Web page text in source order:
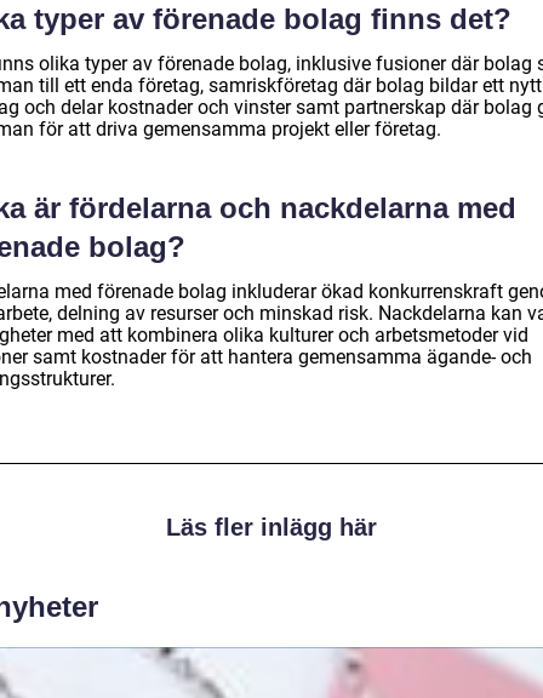
typer av förenade bolag finns det?
olika typer av förenade bolag, inklusive fusioner där bolag
till ett enda företag, samriskföretag där bolag bildar ett nytt
och delar kostnader och vinster samt partnerskap där bolag
för att driva gemensamma projekt eller företag.
är fördelarna och nackdelarna med
bolag?
med förenade bolag inkluderar ökad konkurrenskraft
delning av resurser och minskad risk. Nackdelarna kan
med att kombinera olika kulturer och arbetsmetoder vid
samt kostnader för att hantera gemensamma ägande- och
Läs fler inlägg här